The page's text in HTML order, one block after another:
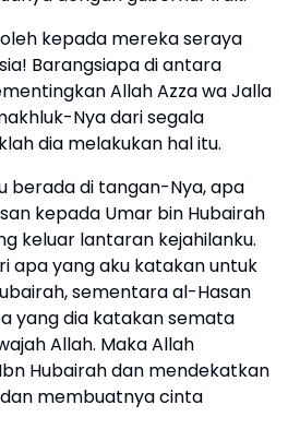
kepada mereka seraya
Barangsiapa di antara
Allah Azza wa Jalla
Nya dari segala
dia melakukan hal itu.
berada di tangan-Nya, apa
kepada Umar bin Hubairah
keluar lantaran kejahilanku.
apa yang aku katakan untuk
sementara al-Hasan
yang dia katakan semata
Allah. Maka Allah
Hubairah dan mendekatkan
membuatnya cinta